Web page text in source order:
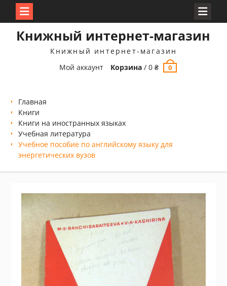
Книжный интернет-магазин
Книжный интернет-магазин
Мой аккаунт
Корзина /0₴ 0
Главная
Книги
Книги на иностранных языках
Учебная литература
Учебное пособие по английскому языку для
энергетических вузов